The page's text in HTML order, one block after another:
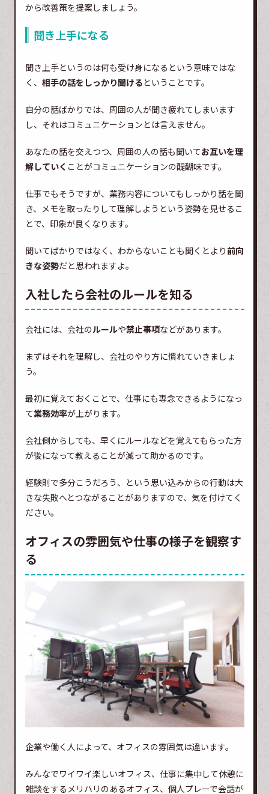
から改善策を提案しましょう。
聞き上手になる
聞き上手というのは何も受け身になるという意味ではな
く、 相手の話をしっかり聞けるということです。
自分の話ばかりでは、周囲の人が聞き疲れてしまいます
し、それはコミュニケーションとは言えません。
あなたの話を交えつつ、周囲の人の話も聞いてお互いを理
解していく ことがコミュニケーションの醍醐味です。
仕事でもそうですが、業務内容についてもしっかり話を聞
き、メモを取ったりして理解しようという姿勢を見せるこ
とで、印象が良くなります。
聞いてばかりではなく、わからないことも聞くとより 前向
きな姿勢だと思われますよ。
入社したら会社のルールを知る
会社には、会社のルールや禁止事項などがあります。
まずはそれを理解し、会社のやり方に慣れていきましょ
う。
最初に覚えておくことで、仕事にも専念できるようになっ
て業務効率が上がります。
会社側からしても、早くにルールなどを覚えてもらった方
が後になって教えることが減って助かるのです。
経験則で多分こうだろう、という思い込みからの行動は大
きな失敗へとつながることがありますので、気を付けてく
ださい。
オフィスの雰囲気や仕事の様子を観察す
る
企業や働く人によって、オフィスの雰囲気は違います。
みんなでワイワイ楽しいオフィス、仕事に集中して休憩に
雑談をするメリハリのあるオフィス、個人プレーで会話が